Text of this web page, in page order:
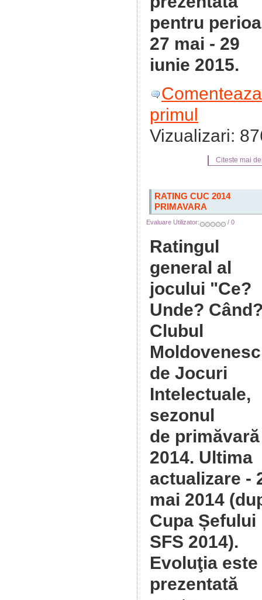
pentru
27 mai - 29
iunie 2015.
Comenteaza
primul
Vizualizari:
Citeste mai
RATING CUC 2014
PRIMAVARA
Evaluare Utilizator: / 0
Ratingul
general al
jocului "Ce?
Unde?
Clubul
Moldovenesc
de Jocuri
Intelectuale,
sezonul
de primăvară
2014. Ultima
actualizare -
mai 2014
Cupa Șefului
SFS 2014).
Evoluţia este
prezentată